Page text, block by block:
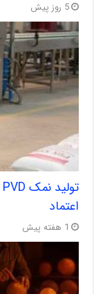
5 روز پیش
اعتماد
1 هفته پیش